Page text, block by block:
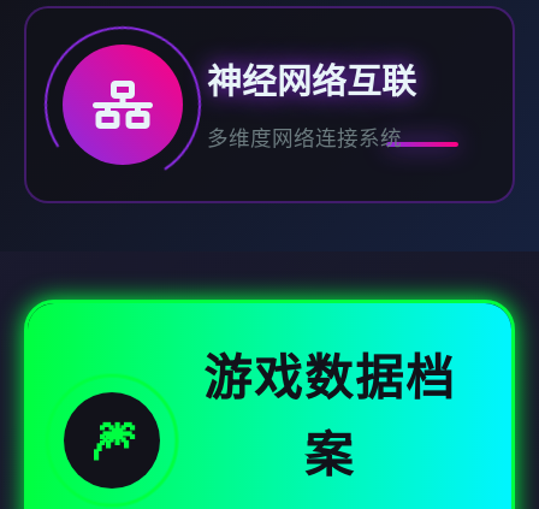
神经网络互联
多维度网络连接系统
🎆
游戏数据档
案